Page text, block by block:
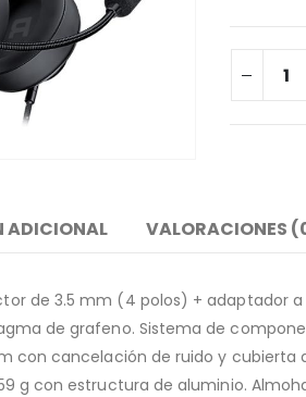
ADICIONAL VALORACIONES
de 3.5 mm (4 polos) + adaptador a
de grafeno. Sistema de
con cancelación de ruido y
g con estructura de aluminio.